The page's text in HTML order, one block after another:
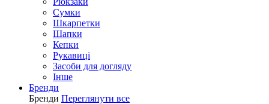
Сумки
Шкарпетки
Шапки
Кепки
Рукавиці
Засоби для догляду
Інше
Бренди
Бренди Переглянути все